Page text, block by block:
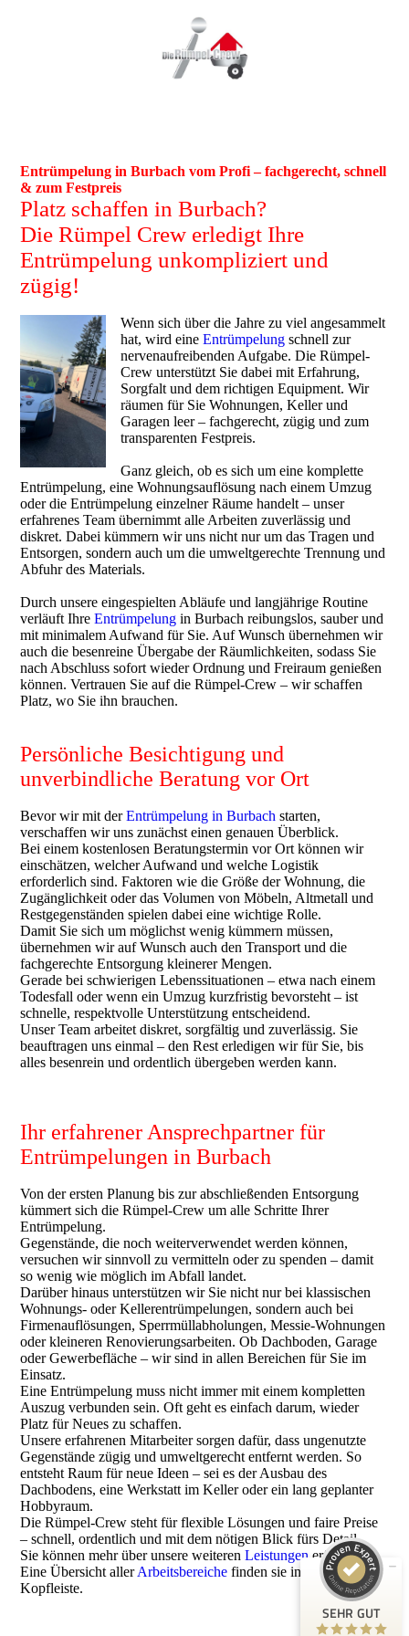
Entrümpelung in Burbach vom Profi – fachgerecht, schnell
& zum Festpreis
Platz schaffen in Burbach?
Die Rümpel Crew erledigt Ihre
Entrümpelung unkompliziert und
zügig!
Wenn sich über die Jahre zu viel angesammelt
hat, wird eineEntrümpelung schnell zur
nervenaufreibenden Aufgabe. Die Rümpel-
Crew unterstützt Sie dabei mit Erfahrung,
Sorgfalt und dem richtigen Equipment. Wir
räumen für Sie Wohnungen, Keller und
Garagen leer – fachgerecht, zügig und zum
transparenten Festpreis.
Ganz gleich, ob es sich um eine komplette
Entrümpelung, eine Wohnungsauflösung nach einem Umzug
oder die Entrümpelung einzelner Räume handelt – unser
erfahrenes Team übernimmt alle Arbeiten zuverlässig und
diskret. Dabei kümmern wir uns nicht nur um das Tragen und
Entsorgen, sondern auch um die umweltgerechte Trennung und
Abfuhr des Materials.
Durch unsere eingespielten Abläufe und langjährige Routine
verläuft IhreEntrümpelung in Burbach reibungslos, sauber und
mit minimalem Aufwand für Sie. Auf Wunsch übernehmen wir
auch die besenreine Übergabe der Räumlichkeiten, sodass Sie
nach Abschluss sofort wieder Ordnung und Freiraum genießen
können. Vertrauen Sie auf die Rümpel-Crew – wir schaffen
Platz, wo Sie ihn brauchen.
Persönliche Besichtigung und
unverbindliche Beratung vor Ort
Bevor wir mit derEntrümpelung in Burbach starten,
verschaffen wir uns zunächst einen genauen Überblick.
Bei einem kostenlosen Beratungstermin vor Ort können wir
einschätzen, welcher Aufwand und welche Logistik
erforderlich sind. Faktoren wie die Größe der Wohnung, die
Zugänglichkeit oder das Volumen von Möbeln, Altmetall und
Restgegenständen spielen dabei eine wichtige Rolle.
Damit Sie sich um möglichst wenig kümmern müssen,
übernehmen wir auf Wunsch auch den Transport und die
fachgerechte Entsorgung kleinerer Mengen.
Gerade bei schwierigen Lebenssituationen – etwa nach einem
Todesfall oder wenn ein Umzug kurzfristig bevorsteht – ist
schnelle, respektvolle Unterstützung entscheidend.
Unser Team arbeitet diskret, sorgfältig und zuverlässig. Sie
beauftragen uns einmal – den Rest erledigen wir für Sie, bis
alles besenrein und ordentlich übergeben werden kann.
Ihr erfahrener Ansprechpartner für
Entrümpelungen in Burbach
Von der ersten Planung bis zur abschließenden Entsorgung
kümmert sich die Rümpel-Crew um alle Schritte Ihrer
Entrümpelung.
Gegenstände, die noch weiterverwendet werden können,
versuchen wir sinnvoll zu vermitteln oder zu spenden – damit
so wenig wie möglich im Abfall landet.
Darüber hinaus unterstützen wir Sie nicht nur bei klassischen
Wohnungs- oder Kellerentrümpelungen, sondern auch bei
Firmenauflösungen, Sperrmüllabholungen, Messie-Wohnungen
oder kleineren Renovierungsarbeiten. Ob Dachboden, Garage
oder Gewerbefläche – wir sind in allen Bereichen für Sie im
Einsatz.
Eine Entrümpelung muss nicht immer mit einem kompletten
Auszug verbunden sein. Oft geht es einfach darum, wieder
Platz für Neues zu schaffen.
Unsere erfahrenen Mitarbeiter sorgen dafür, dass ungenutzte
Gegenstände zügig und umweltgerecht entfernt werden. So
entsteht Raum für neue Ideen – sei es der Ausbau des
Dachbodens, eine Werkstatt im Keller oder ein lang geplanter
Hobbyraum.
Die Rümpel-Crew steht für flexible Lösungen und faire Preise
– schnell, ordentlich und mit dem nötigen Blick fürs Detail.
Sie können mehr über unsere weiterenLeistungen erfahren.
Eine Übersicht allerArbeitsbereiche finden sie in der
Kopfleiste.
SEHR GUT
Kundenbewertungen und Erfahrungen zu
Die Rümpel Crew
100%
Empfehlungen auf
ProvenExpert.com
SEHR GUT
5,00 / 5,00
6
Bewertungen auf
ProvenExpert.com
148